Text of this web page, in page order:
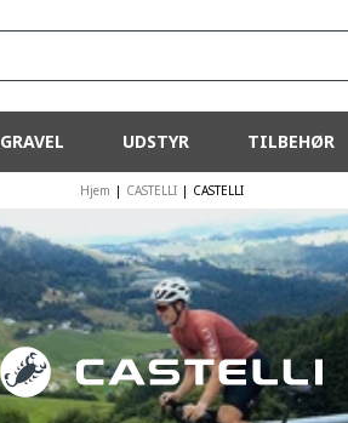
GRAVEL UDSTYR TILBEHØR
Hjem | CASTELLI | CASTELLI